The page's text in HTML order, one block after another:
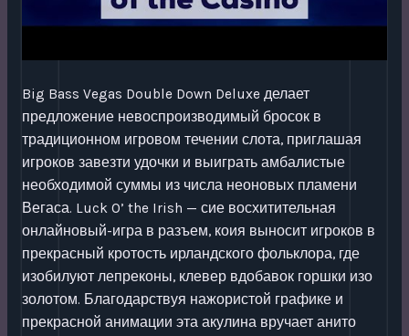
Big Bass Vegas Double Down Deluxe делает
предложение невоспроизводимый бросок в
традиционном игровом течении слота, приглашая
игроков завезти удочки и выиграть амбалистые
необходимой суммы из числа неоновых пламени
Вегаса. Luck O’ the Irish — сие восхитительная
онлайновый-игра в разъем, коия выносит игроков в
прекрасный кротость ирландского фольклора, где
изобилуют лепреконы, клевер вдобавок горшки изо
золотом. Благодарствуя нажористой графике и
прекрасной анимации эта акулина вручает анито